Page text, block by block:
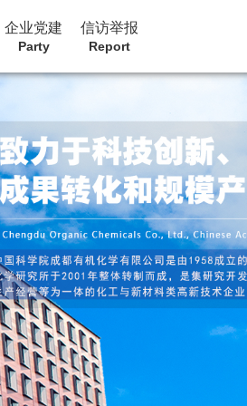
企业党建
Party
信访举报
Report